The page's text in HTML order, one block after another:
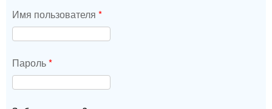
Имя пользователя *
Пароль*